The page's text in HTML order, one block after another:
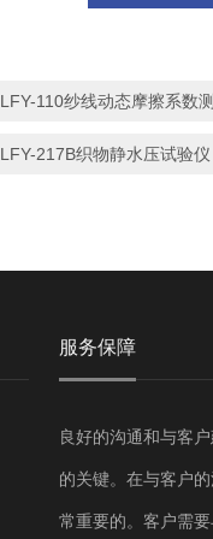
LFY-110纱线动态摩擦系数
LFY-217B织物静水压试验仪
服务保障
良好的沟通和与客
的关键。在与客户
常重要的。客户需